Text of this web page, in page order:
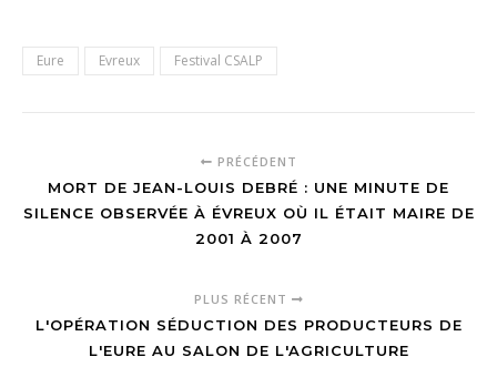
Eure Evreux Festival CSALP
PRÉCÉDENT
MORT DE JEAN-LOUIS DEBRÉ : UNE MINUTE DE
SILENCE OBSERVÉE À ÉVREUX OÙ IL ÉTAIT MAIRE DE
2001 À 2007
PLUS RÉCENT
L'OPÉRATION SÉDUCTION DES PRODUCTEURS DE
L'EURE AU SALON DE L'AGRICULTURE